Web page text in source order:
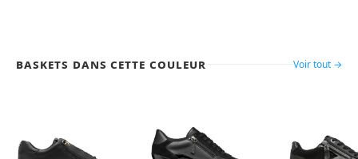
Baskets dans cette couleur Voir tout →